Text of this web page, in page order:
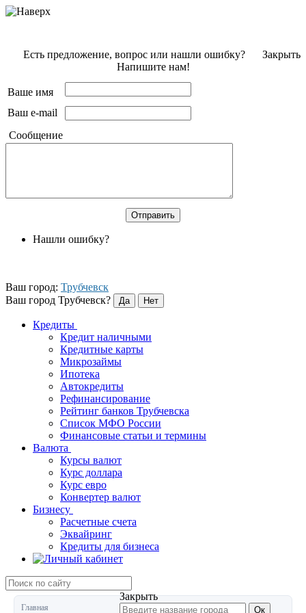
Закрыть
Есть предложение, вопрос или нашли ошибку?
Напишите нам!
Ваше имя
Ваш e-mail
Сообщение
Нашли ошибку?
Ваш город: Трубчевск
Ваш город Трубчевск?
Кредиты
Кредит наличными
Кредитные карты
Микрозаймы
Ипотека
Автокредиты
Рефинансирование
Рейтинг банков Трубчевска
Список МФО России
Финансовые статьи и термины
Валюта
Курсы валют
Курс доллара
Курс евро
Конвертер валют
Бизнесу
Расчетные счета
Эквайринг
Кредиты для бизнеса
Закрыть
Главная